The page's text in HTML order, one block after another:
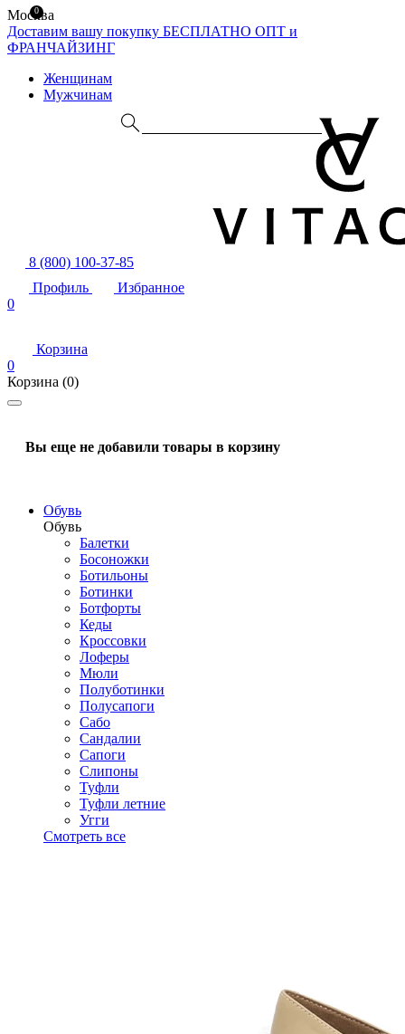
Москва
Доставим вашу покупку БЕСПЛАТНО ОПТ и
ФРАНЧАЙЗИНГ
Женщинам
Мужчинам
8 (800) 100-37-85
Профиль
Избранное
0
Корзина
0
Корзина (0)
Вы еще не добавили товары в корзину
Обувь
Обувь
Балетки
Босоножки
Ботильоны
Ботинки
Ботфорты
Кеды
Кроссовки
Лоферы
Мюли
Полуботинки
Полусапоги
Сабо
Сандалии
Сапоги
Слипоны
Туфли
Туфли летние
Угги
Смотреть все
0